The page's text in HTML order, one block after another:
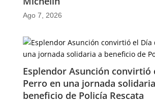
Ago 7, 2026
Esplendor Asunción convirtió
Perro en una jornada
beneficio de Policía Rescata